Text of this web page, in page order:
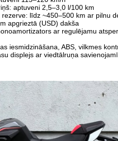
aptuveni 2,5–3,0 l/100 km
līdz ~450–500 km ar pilnu
apgrieztā (USD) dakša
ar regulējamu
iesmidzināšana, ABS, vilkmes
displejs ar viedtālruņa